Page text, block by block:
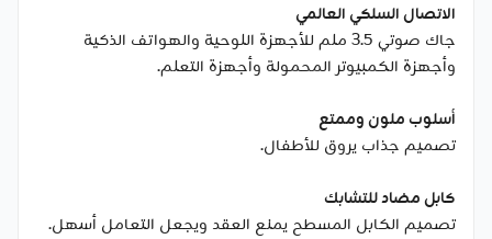
الاتصال السلكي العالمي
جاك صوتي 3.5 ملم للأجهزة اللوحية والهواتف الذكية
وأجهزة الكمبيوتر المحمولة وأجهزة التعلم.
أسلوب ملون وممتع
تصميم جذاب يروق للأطفال.
كابل مضاد للتشابك
تصميم الكابل المسطح يمنع العقد ويجعل التعامل أسهل.